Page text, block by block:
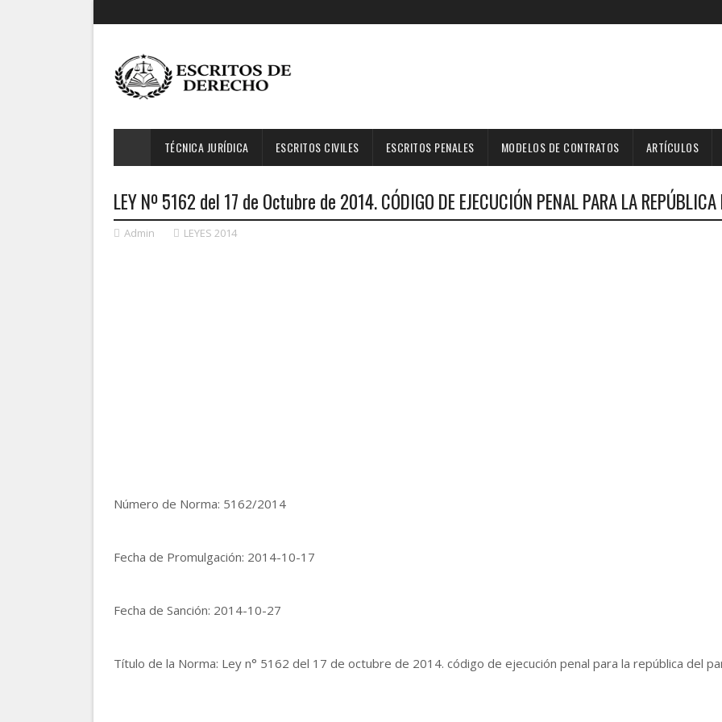
TÉCNICA JURÍDICA ESCRITOS CIVILES ESCRITOS PENALES MODELOS DE CONTRATOS ARTÍCULOS
LEY Nº 5162 del 17 de Octubre de 2014. CÓDIGO DE EJECUCIÓN PENAL PARA LA REPÚBLICA
Admin LEYES 2014
Número de Norma: 5162/2014
Fecha de Promulgación: 2014-10-17
Fecha de Sanción: 2014-10-27
Título de la Norma: Ley n° 5162 del 17 de octubre de 2014. código de ejecución penal para la república del